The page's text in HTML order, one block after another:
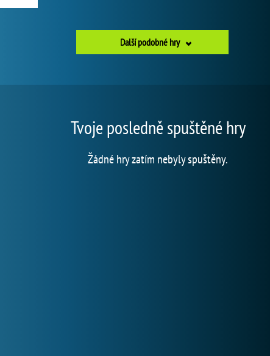
Další podobné hry
Tvoje posledně spuštěné hry
Žádné hry zatím nebyly spuštěny.